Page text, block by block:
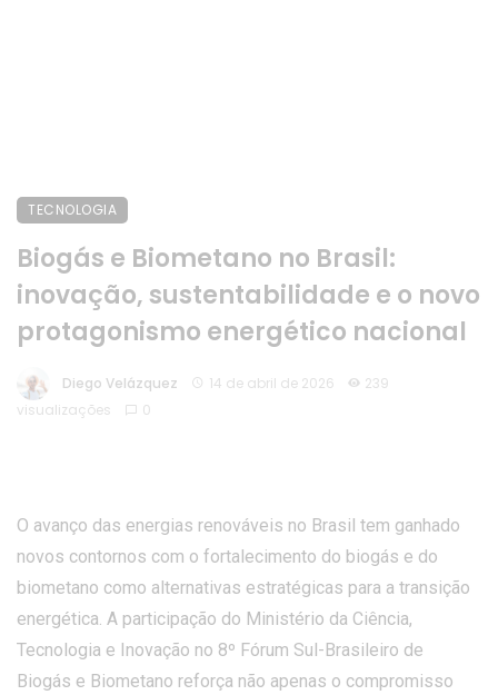
TECNOLOGIA
Biogás e Biometano no Brasil:
inovação, sustentabilidade e o novo
protagonismo energético nacional
Diego Velázquez 14 de abril de 2026
239
visualizações
0
O avanço das energias renováveis no Brasil tem ganhado
novos contornos com o fortalecimento do biogás e do
biometano como alternativas estratégicas para a transição
energética. A participação do Ministério da Ciência,
Tecnologia e Inovação no 8º Fórum Sul-Brasileiro de
Biogás e Biometano reforça não apenas o compromisso